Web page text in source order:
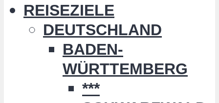
REISEZIELE
DEUTSCHLAND
BADEN-
WÜRTTEMBERG
***